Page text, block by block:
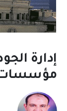
إدارة
مؤسسات